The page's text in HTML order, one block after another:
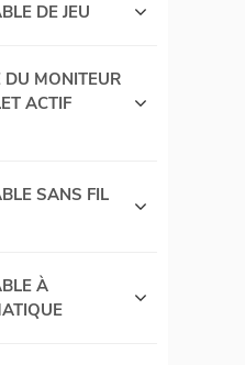
DE JEU
DU MONITEUR
ACTIF
SANS FIL
À